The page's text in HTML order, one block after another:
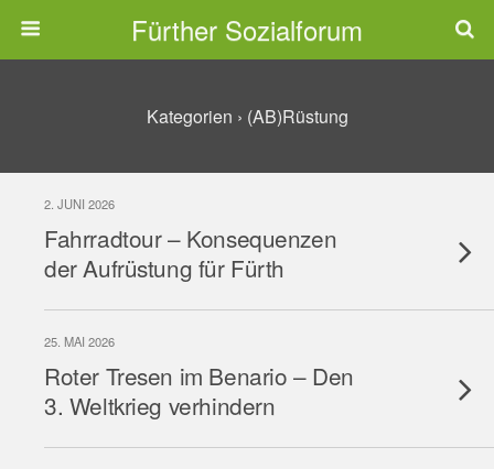
Fürther Sozialforum
Kategorien › (AB)Rüstung
2. JUNI 2026
Fahrradtour – Konsequenzen
der Aufrüstung für Fürth
25. MAI 2026
Roter Tresen im Benario – Den
3. Weltkrieg verhindern